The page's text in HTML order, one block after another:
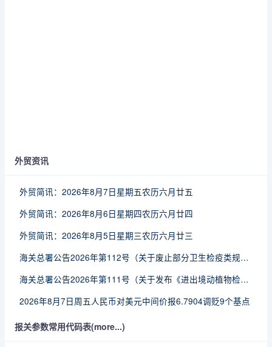
外贸资讯
外贸简讯：2026年8月7日星期五农历六月廿五
外贸简讯：2026年8月6日星期四农历六月廿四
外贸简讯：2026年8月5日星期三农历六月廿三
海关总署公告2026年第112号（关于废止部分卫生检疫类规范性文件的公告）
海关总署公告2026年第111号（关于发布《进出境动植物检疫处理监督管理工作规定》《进出境卫生处理监督管理工作规定》的公告）
2026年8月7日周五人民币对美元中间价报6.7904调贬9个基点
报关参数常用代码表(more...)